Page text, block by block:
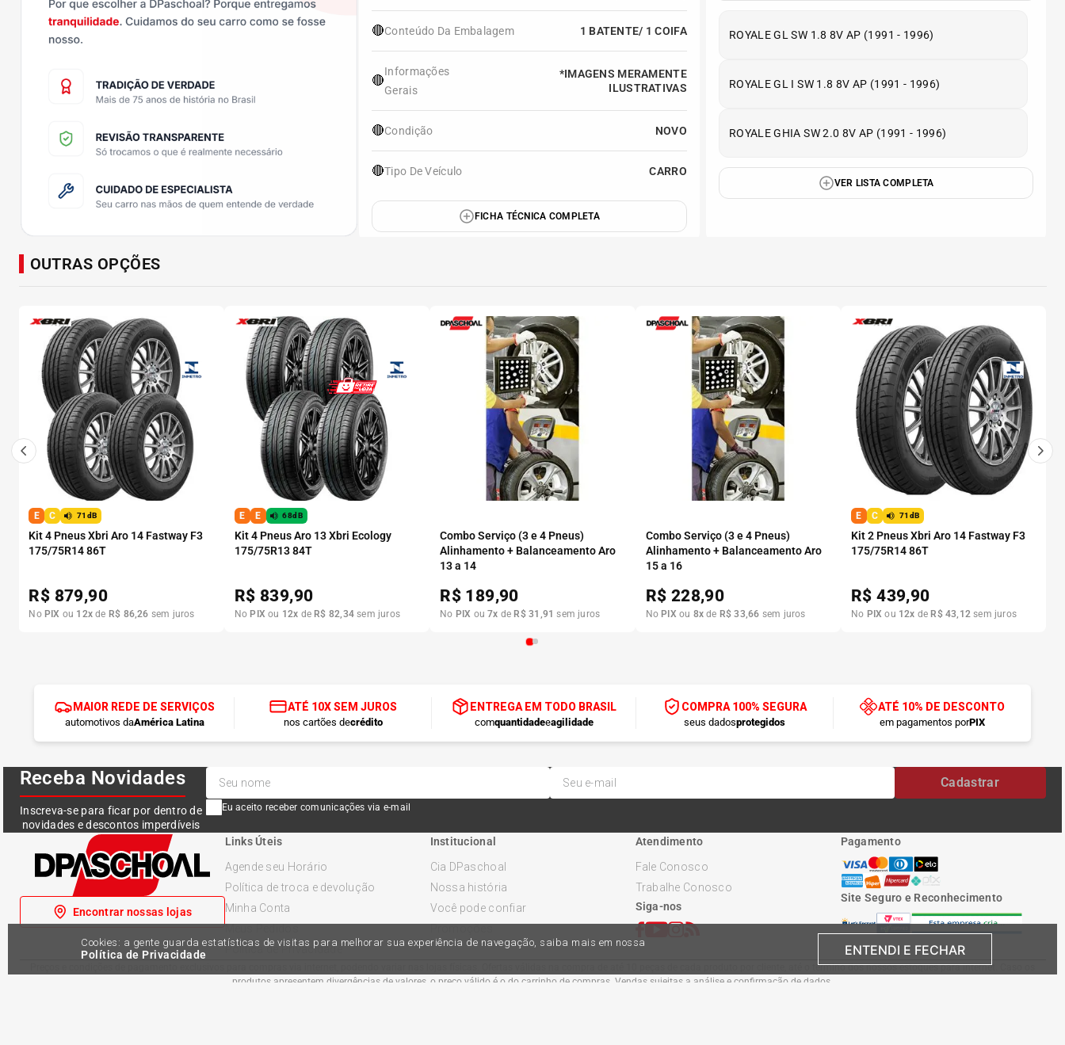
Cookies: a gente guarda estatísticas de visitas para melhorar sua experiência de navegação, saiba mais em nossa
Política de Privacidade ENTENDI E FECHAR
🔴Conteúdo Da Embalagem 1 BATENTE/ 1 COIFA
🔴
Informações
Gerais
*IMAGENS MERAMENTE
ILUSTRATIVAS
🔴Condição NOVO
🔴Tipo De Veículo CARRO
FICHA TÉCNICA COMPLETA
ROYALE GL SW 1.8 8V AP (1991 - 1996)
ROYALE GL I SW 1.8 8V AP (1991 - 1996)
ROYALE GHIA SW 2.0 8V AP (1991 - 1996)
VER LISTA COMPLETA
OUTRAS OPÇÕES
E C 71dB
Kit 4 Pneus Xbri Aro 14 Fastway F3
175/75R14 86T
R$ 879,90
No PIX ou 12x de R$ 86,26 sem juros
E E 68dB
Kit 4 Pneus Aro 13 Xbri Ecology
175/75R13 84T
R$ 839,90
No PIX ou 12x de R$ 82,34sem juros
Combo Serviço (3 e 4 Pneus)
Alinhamento + Balanceamento Aro
13 a 14
R$ 189,90
No PIX ou7x de R$ 31 ,91 sem juros
Combo Serviço (3 e 4 Pneus)
Alinhamento + Balanceamento Aro
15 a 16
R$ 228,90
No PIX ou 8x de R$ 33,66 sem juros
E C 71dB
Kit 2 Pneus Xbri Aro 14 Fastway F3
175/75R14 86T
R$439,90
No PIX ou 12x de R$ 43, 12 sem juros
MAIOR REDE DE SERVIÇOS
automotivos daAmérica Latina
ATÉ 10X SEM JUROS
nos cartões decrédito
ENTREGA EM TODO BRASIL
comquantidadeeagilidade
COMPRA 100% SEGURA
seus dadosprotegidos
ATÉ 10% DE DESCONTO
em pagamentos porPIX
Receba Novidades
Inscreva-se para ficar por dentro de
novidades e descontos imperdíveis
Cadastrar
Eu aceito receber comunicações via e-mail
Encontrar nossas lojas
Links Úteis
Agende seu Horário
Política de troca e devolução
Minha Conta
Política de Privacidade
Institucional
Cia DPaschoal
Nossa história
Você pode confiar
Atendimento
Fale Conosco
Trabalhe Conosco
Siga-nos
Pagamento
Site Seguro e Reconhecimento
Preços e condições de pagamento exclusivos para compras via internet, podendo variar nas lojas físicas. Ofertas válidas na compra de até 10 peças de cada produto por cliente, até o término dos nossos estoques para internet. Caso os
produtos apresentem divergências de valores, o preço válido é o do carrinho de compras. Vendas sujeitas a análise e confirmação de dados.